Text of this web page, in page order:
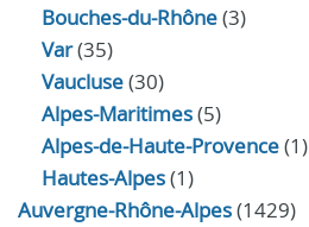
Bouches-du-Rhône(3)
Var(35)
Vaucluse(30)
Alpes-Maritimes(5)
Alpes-de-Haute-Provence(1)
Hautes-Alpes(1)
Auvergne-Rhône-Alpes(1429)